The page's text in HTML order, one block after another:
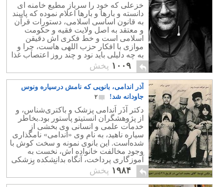
خزعلی که خود را سرباز مطیع خامنه ای
دانسته و بارها و بارها اعلام نموده که پایبند
به قانون اساسی اسلامی، دستورات قرآن
و معتقد به اصل ولایت فقیه و حکومت
اسلامی است و خط فکری اش دقیقن
موازی با افکار حزب اللهی هاست، چرا و
به چه دلیلی باید نود و چند روز اعتصاب غذا
کند و یا حتی زندانی باشد؟
۱۰۰۹ پخش
آذر اندامی، بانویی که نامش درسیاره ونوس
جاودانه شد!
۲
دکتر آذَر اَندامی پزشک و باکتری‌شناس، و
از پژوهشگران انستیتو پاستور بود.بخاطر
خدمات علمی و انسانی وی بخشی از
سیاره ناهید، به نام وی «اندامی» نامگذاری
شده‌است. این بانوی نمونه و سخت کوش با
وجود مخالفت خانواده اش، نخست به
آموزگاری پرداخت، آنگاه بدانشکده پزشکی
راه یافت سپس به تحقیقات آزمایشگاهی
پرداخت.
۱۹۸۴ پخش